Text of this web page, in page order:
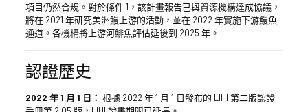
項目仍然合規。對於條件 1，該計畫報告已與資源機構達成協議，
將在 2021 年研究美洲鰻上游的活動，並在 2022 年實施下游鰻魚
通道。各機構將上游河鯡魚評估延後到 2025 年。
認證歷史
2022 年 1 月 1 日： 根據 2022 年 1 月 1 日發布的 LIHI 第二版認證